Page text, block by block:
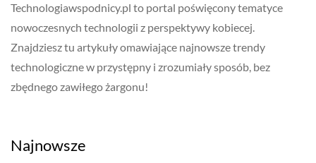
Technologiawspodnicy.pl to portal poświęcony tematyce
nowoczesnych technologii z perspektywy kobiecej.
Znajdziesz tu artykuły omawiające najnowsze trendy
technologiczne w przystępny i zrozumiały sposób, bez
zbędnego zawiłego żargonu!
Najnowsze